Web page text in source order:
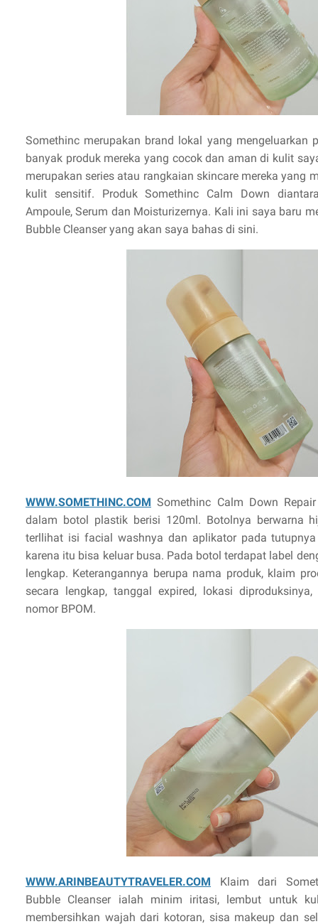
Somethinc merupakan brand lokal yang mengeluarkan
banyak produk mereka yang cocok dan aman di kulit
merupakan series atau rangkaian skincare mereka yang
kulit sensitif. Produk Somethinc Calm Down
Ampoule, Serum dan Moisturizernya. Kali ini saya baru
Bubble Cleanser yang akan saya bahas di sini.
WWW.SOMETHINC.COM Somethinc Calm Down
dalam botol plastik berisi 120ml. Botolnya berwarna
terllihat isi facial washnya dan aplikator pada
karena itu bisa keluar busa. Pada botol terdapat label
lengkap. Keterangannya berupa nama produk, klaim
secara lengkap, tanggal expired, lokasi
nomor BPOM.
WWW.ARINBEAUTYTRAVELER.COM Klaim dari
Bubble Cleanser ialah minim iritasi, lembut untuk
membersihkan wajah dari kotoran, sisa makeup dan